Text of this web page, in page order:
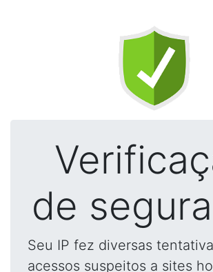
de
Seu IP fez diversas
acessos suspeitos a sites